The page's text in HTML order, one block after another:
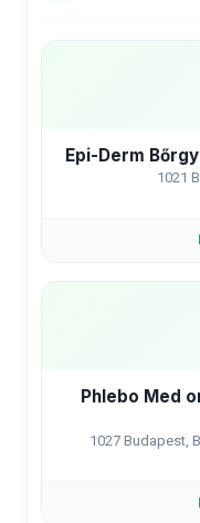
Epi-Derm
1021
Phlebo Med
1027 Budapest,